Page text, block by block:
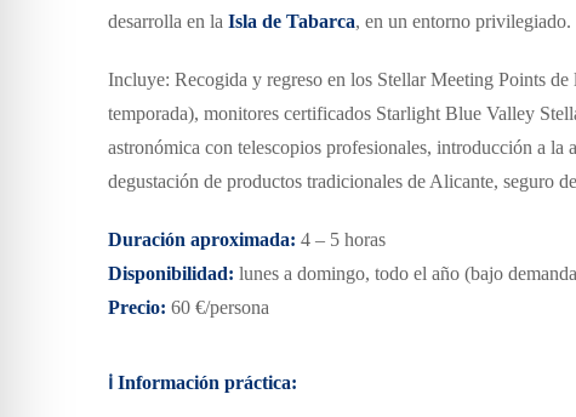
desarrolla en la Isla de Tabarca, en un entorno privilegiado.
Incluye: Recogida y regreso en los Stellar Meeting Points
temporada), monitores certificados Starlight Blue Valley
astronómica con telescopios profesionales, introducción a
degustación de productos tradicionales de Alicante, seguro
Duración aproximada: 4 – 5 horas
Disponibilidad: lunes a domingo, todo el año (bajo
Precio: 60 €/persona
ℹ️ Información práctica: